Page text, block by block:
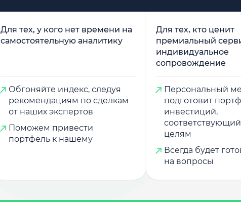
Для тех, у кого нет времени на
самостоятельную аналитику
Обгоняйте индекс, следуя
рекомендациям по сделкам
от наших экспертов
Поможем привести
портфель к нашему
Для тех, кто ценит
премиальный
индивидуальное
сопровождение
Персональный
подготовит
инвестиций,
целям
Всегда будет
на вопросы